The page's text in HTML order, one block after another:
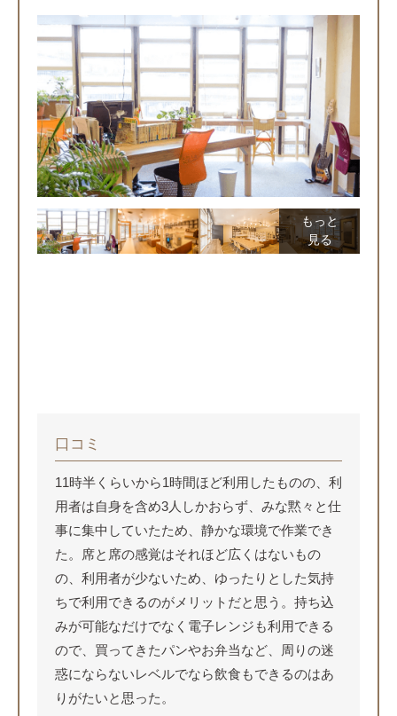
もっと
見る
口コミ
11時半くらいから1時間ほど利用したものの、利
用者は自身を含め3人しかおらず、みな黙々と仕
事に集中していたため、静かな環境で作業でき
た。席と席の感覚はそれほど広くはないもの
の、利用者が少ないため、ゆったりとした気持
ちで利用できるのがメリットだと思う。持ち込
みが可能なだけでなく電子レンジも利用できる
ので、買ってきたパンやお弁当など、周りの迷
惑にならないレベルでなら飲食もできるのはあ
りがたいと思った。